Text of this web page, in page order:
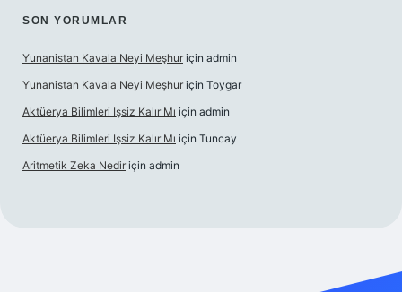
SON YORUMLAR
Yunanistan Kavala Neyi Meşhur için admin
Yunanistan Kavala Neyi Meşhur için Toygar
Aktüerya Bilimleri Işsiz Kalır Mı için admin
Aktüerya Bilimleri Işsiz Kalır Mı için Tuncay
Aritmetik Zeka Nedir için admin